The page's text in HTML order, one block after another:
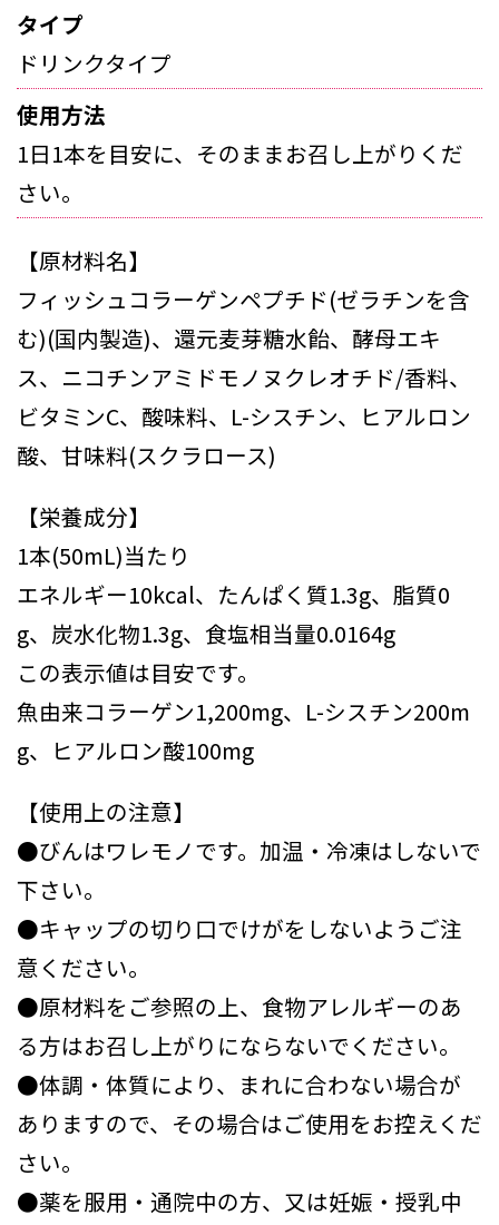
タイプ
ドリンクタイプ
使用方法
1日1本を目安に、そのままお召し上がりくだ
さい。
【原材料名】
フィッシュコラーゲンペプチド(ゼラチンを含
む)(国内製造)、還元麦芽糖水飴、酵母エキ
ス、ニコチンアミドモノヌクレオチド/香料、
ビタミンC、酸味料、L-シスチン、ヒアルロン
酸、甘味料(スクラロース)
【栄養成分】
1本(50mL)当たり
エネルギー10kcal、たんぱく質1.3g、脂質0
g、炭水化物1.3g、食塩相当量0.0164g
この表示値は目安です。
魚由来コラーゲン1,200mg、L-シスチン200m
g、ヒアルロン酸100mg
【使用上の注意】
●びんはワレモノです。加温・冷凍はしないで
下さい。
●キャップの切り口でけがをしないようご注
意ください。
●原材料をご参照の上、食物アレルギーのあ
る方はお召し上がりにならないでください。
●体調・体質により、まれに合わない場合が
ありますので、その場合はご使用をお控えくだ
さい。
●薬を服用・通院中の方、又は妊娠・授乳中